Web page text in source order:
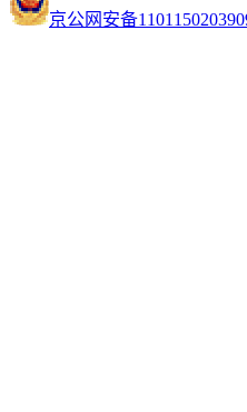
京公网安备